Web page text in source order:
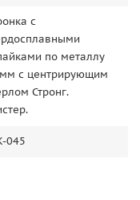
с
по металлу
с центрирующим
Стронг.
045